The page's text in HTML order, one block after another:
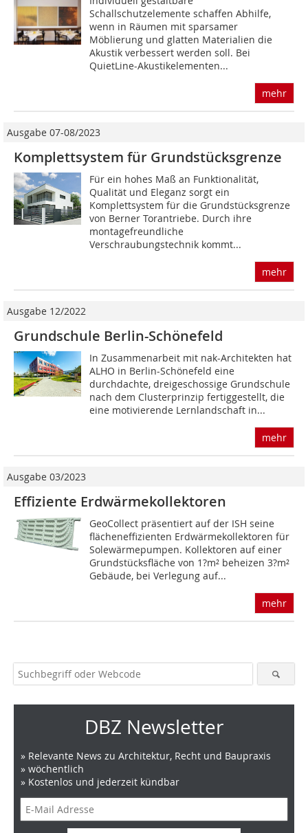
Schallschutzelemente schaffen Abhilfe,
wenn in Räumen mit sparsamer
Möblierung und glatten Materialien die
Akustik verbessert werden soll. Bei
QuietLine-Akustikelementen...
mehr
Ausgabe 07-08/2023
Komplettsystem für Grundstücksgrenze
Für ein hohes Maß an Funktionalität,
Qualität und Eleganz sorgt ein
Komplettsystem für die Grundstücksgrenze
von Berner Torantriebe. Durch ihre
montagefreundliche
Verschraubungstechnik kommt...
mehr
Ausgabe 12/2022
Grundschule Berlin-Schönefeld
In Zusammenarbeit mit nak-Architekten hat
ALHO in Berlin-Schönefeld eine
durchdachte, dreigeschossige Grundschule
nach dem Clusterprinzip fertiggestellt, die
eine motivierende Lernlandschaft in...
mehr
Ausgabe 03/2023
Effiziente Erdwärmekollektoren
GeoCollect präsentiert auf der ISH seine
flächeneffizienten Erdwärmekollektoren für
Solewärmepumpen. Kollektoren auf einer
Grundstücksfläche von 1?m² beheizen 3?m²
Gebäude, bei Verlegung auf...
mehr
DBZ Newsletter
» Relevante News zu Architektur, Recht und Baupraxis
» wöchentlich
» Kostenlos und jederzeit kündbar